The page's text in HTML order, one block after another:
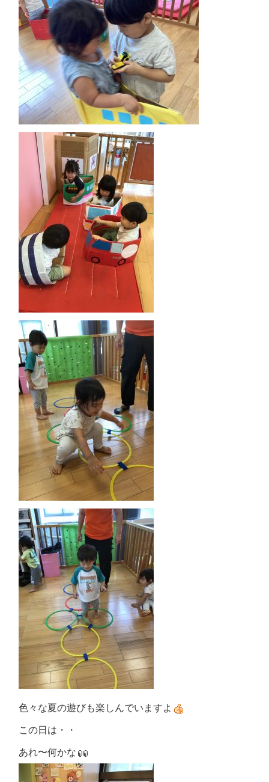
色々な夏の遊びも楽しんでいますよ
この日は・・
あれ〜何かな